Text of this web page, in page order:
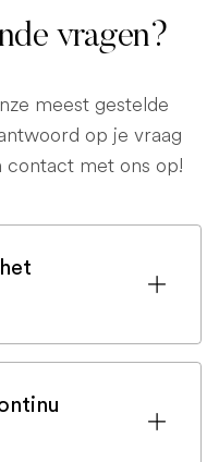
vragen?
meest gestelde
op je vraag
contact met ons op!
bij een
gedekt.
uw